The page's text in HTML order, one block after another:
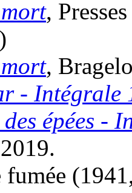
,
,
- Intégrale
épées -
fumée